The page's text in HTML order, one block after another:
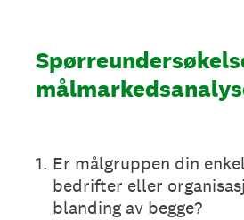
1. Er målgruppen din
bedrifter eller
blanding av begge?